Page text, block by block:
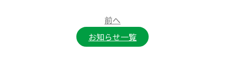
前へ
お知らせ一覧